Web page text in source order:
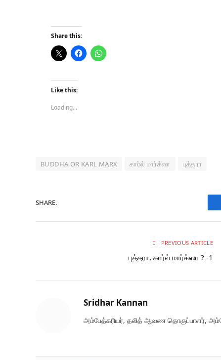
Share this:
Like this:
Loading...
BUDDHA OR KARL MARX கார்ல் மார்க்ஸா புத்தரா
SHARE.
PREVIOUS ARTICLE
புத்தரா, கார்ல் மார்க்ஸா ? -1
Sridhar Kannan
அம்பேத்கரியர், தலித் ஆவண தொகுப்பாளர்,